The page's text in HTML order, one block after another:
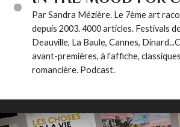
Par Sandra Mézière. Le 7ème art
depuis 2003. 4000 articles. Festivals
Deauville, La Baule, Cannes,
avant-premières, à l'affiche,
romancière. Podcast.